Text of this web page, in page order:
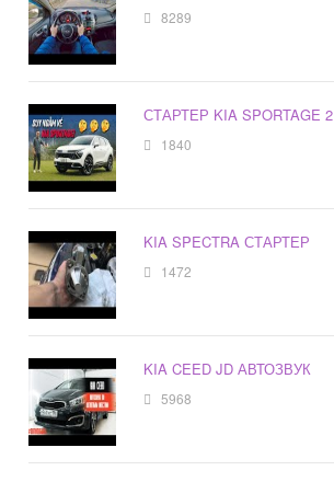
8289
СТАРТЕР KIA SPORTAGE 2
1840
KIA SPECTRA СТАРТЕР
1472
KIA CEED JD АВТОЗВУК
5968